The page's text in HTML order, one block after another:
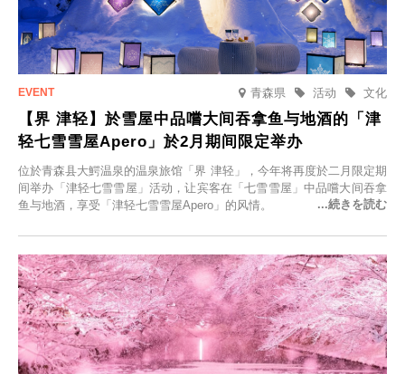
青森県 文化
活动
【界 津轻】於雪屋中品嚐大间吞拿鱼与地酒的「津
轻七雪雪屋Apero」於2月期间限定举办
位於青森县大鰐温泉的温泉旅馆「界 津轻」，今年将再度於二月限定期
间举办「津轻七雪雪屋」活动，让宾客在「七雪雪屋」中品嚐大间吞拿
鱼与地酒，享受「津轻七雪雪屋Apero」的风情。